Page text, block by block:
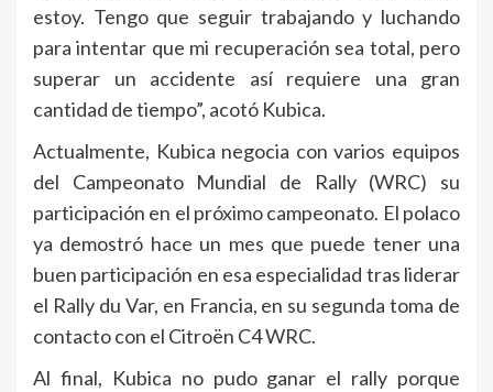
estoy. Tengo que seguir trabajando y luchando
para intentar que mi recuperación sea total, pero
superar un accidente así requiere una gran
cantidad de tiempo”, acotó Kubica.
Actualmente, Kubica negocia con varios equipos
del Campeonato Mundial de Rally (WRC) su
participación en el próximo campeonato. El polaco
ya demostró hace un mes que puede tener una
buen participación en esa especialidad tras liderar
el Rally du Var, en Francia, en su segunda toma de
contacto con el Citroën C4 WRC.
Al final, Kubica no pudo ganar el rally porque